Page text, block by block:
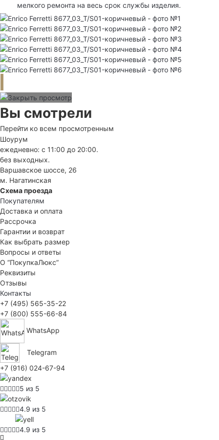
мелкого ремонта на весь срок службы изделия.
Вы смотрели
Перейти ко всем просмотренным
Шоурум
ежедневно: с 11:00 до 20:00.
без выходных.
Варшавское шоссе, 26
м. Нагатинская
Схема проезда
Покупателям
Доставка и оплата
Рассрочка
Гарантии и возврат
Как выбрать размер
Вопросы и ответы
О “ПокупкаЛюкс”
Реквизиты
Отзывы
Контакты
+7 (495) 565-35-22
+7 (800) 555-66-84
WhatsApp
Telegram
+7 (916) 024-67-94
5 из 5
4.9 из 5
4.9 из 5